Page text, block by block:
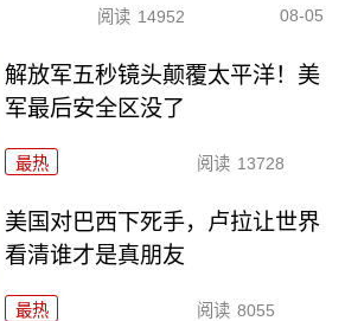
阅读 14952 08-05
解放军五秒镜头颠覆太平洋！美
军最后安全区没了
最热 阅读 13728
美国对巴西下死手，卢拉让世界
看清谁才是真朋友
最热 阅读 8055